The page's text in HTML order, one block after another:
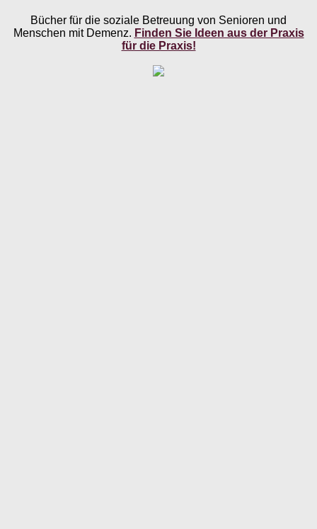
Bücher für die soziale Betreuung von Senioren und
Menschen mit Demenz. Finden Sie Ideen aus der Praxis
für die Praxis!